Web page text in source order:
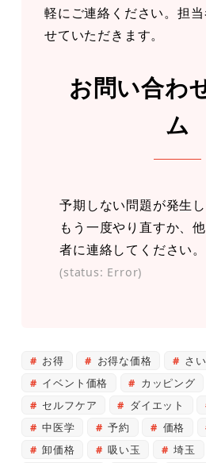
軽にご連絡ください。担
せていただきます。
お問い合わ
ム
予期しない問題が発生
もう一度やり直すか、
者に連絡してください。
(status: Error)
お得 お得な価格 さ
イベント価格
カッピング
セルフケア
ダイエット
中医学
予約 価格
卸価格
吸い玉 埼玉